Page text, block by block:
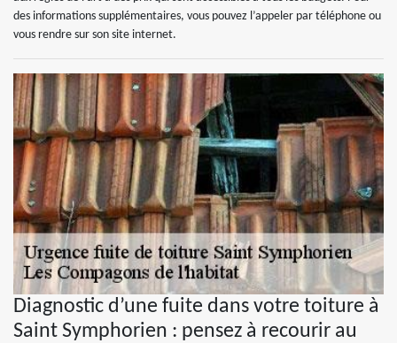
des informations supplémentaires, vous pouvez l’appeler par téléphone ou
vous rendre sur son site internet.
Diagnostic d’une fuite dans votre toiture à
Saint Symphorien : pensez à recourir au